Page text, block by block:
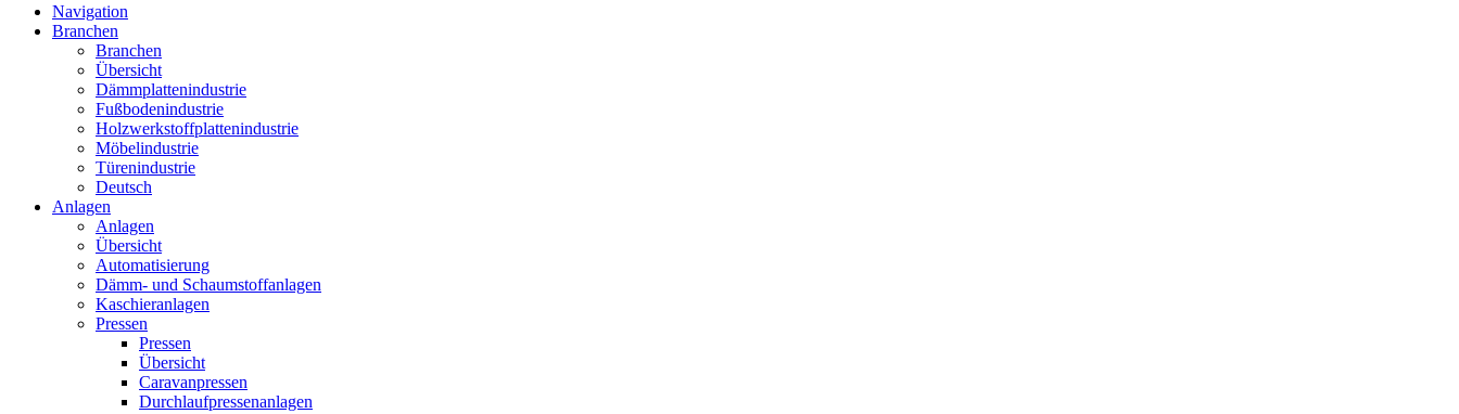
Navigation
Branchen
Branchen
Übersicht
Dämmplattenindustrie
Fußbodenindustrie
Holzwerkstoffplattenindustrie
Möbelindustrie
Türenindustrie
Deutsch
Anlagen
Anlagen
Übersicht
Automatisierung
Dämm- und Schaumstoffanlagen
Kaschieranlagen
Pressen
Pressen
Übersicht
Caravanpressen
Durchlaufpressenanlagen